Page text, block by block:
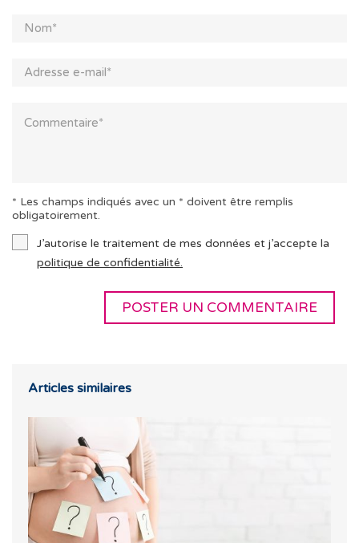
* Les champs indiqués avec un * doivent être remplis
obligatoirement.
J’autorise le traitement de mes données et j’accepte la
politique de confidentialité.
Articles similaires